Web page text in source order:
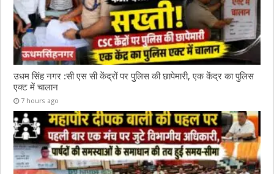
उधम सिंह नगर :सी एस सी केंद्रों पर पुलिस की छापेमारी, एक केंद्र का पुलिस
एक्ट में चालान
7 hours ago